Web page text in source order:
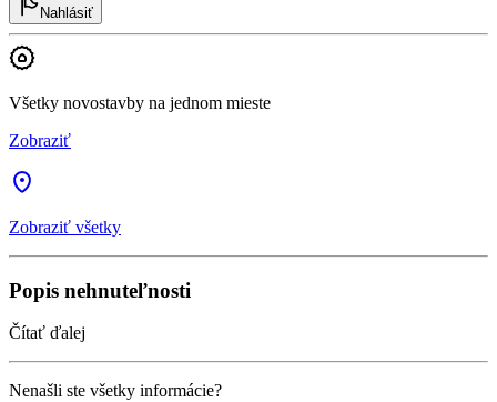
Nahlásiť
Všetky novostavby na jednom mieste
Zobraziť
Zobraziť všetky
Popis nehnuteľnosti
Čítať ďalej
Nenašli ste všetky informácie?